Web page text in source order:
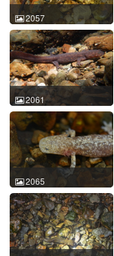
2057
龙洞山溪鲵 Batrachuperus
londongensis 史静耸
2016-02-28 16:49:49 中国
四川 ACM id:2057
2061
龙洞山溪鲵 Batrachuperus
londongensis 史静耸
2016-02-27 14:55:54 中国
四川 ACM id:2061
2065
龙洞山溪鲵 Batrachuperus
londongensis 史静耸
2016-02-28 15:18:00 中国
四川 ACM id:2065